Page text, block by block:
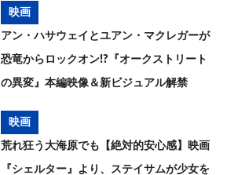
映画
アン・ハサウェイとユアン・マクレガーが
恐竜からロックオン!?『オークストリート
の異変』本編映像＆新ビジュアル解禁
映画
荒れ狂う大海原でも【絶対的安心感】映画
『シェルター』より、ステイサムが少女を